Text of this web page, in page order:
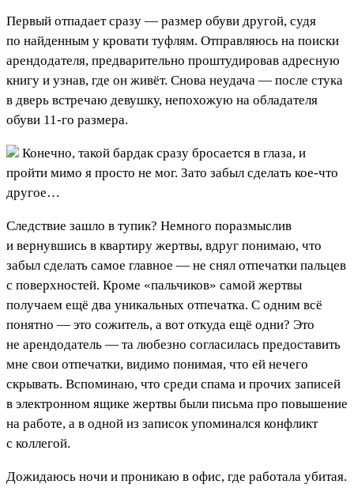
Первый отпадает сразу — размер обуви другой, судя
по найденным у кровати туфлям. Отправляюсь на поиски
арендодателя, предварительно проштудировав адресную
книгу и узнав, где он живёт. Снова неудача — после стука
в дверь встречаю девушку, непохожую на обладателя
обуви 11-го размера.
Конечно, такой бардак сразу бросается в глаза, и
пройти мимо я просто не мог. Зато забыл сделать кое-что
другое…
Следствие зашло в тупик? Немного поразмыслив
и вернувшись в квартиру жертвы, вдруг понимаю, что
забыл сделать самое главное — не снял отпечатки пальцев
с поверхностей. Кроме «пальчиков» самой жертвы
получаем ещё два уникальных отпечатка. С одним всё
понятно — это сожитель, а вот откуда ещё одни? Это
не арендодатель — та любезно согласилась предоставить
мне свои отпечатки, видимо понимая, что ей нечего
скрывать. Вспоминаю, что среди спама и прочих записей
в электронном ящике жертвы были письма про повышение
на работе, а в одной из записок упоминался конфликт
с коллегой.
Дожидаюсь ночи и проникаю в офис, где работала убитая.